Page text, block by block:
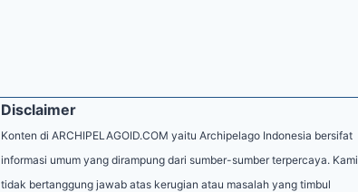
Disclaimer
Konten di ARCHIPELAGOID.COM yaitu Archipelago Indonesia bersifat
informasi umum yang dirampung dari sumber-sumber terpercaya. Kami
tidak bertanggung jawab atas kerugian atau masalah yang timbul